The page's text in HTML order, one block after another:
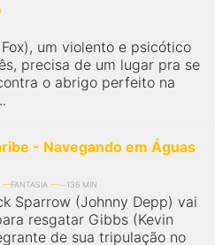
um violento e psicótico
precisa de um lugar pra se
o abrigo perfeito na
- Navegando em Águas
FANTASIA 136 MIN
Sparrow (Johnny Depp) vai
resgatar Gibbs (Kevin
de sua tripulação no